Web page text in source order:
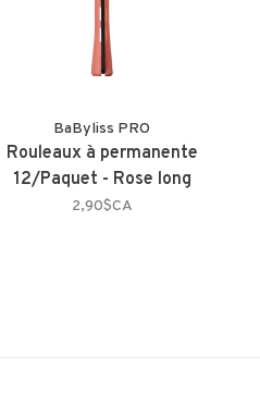
BaByliss PRO
Rouleaux à permanente
12/Paquet - Rose long
2,90$CA